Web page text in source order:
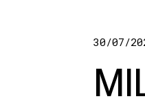
30/07/